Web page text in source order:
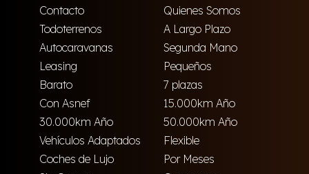
Contacto
Quienes Somos
Todoterrenos
A Largo Plazo
Autocaravanas
Segunda Mano
Leasing
Pequeños
Barato
7 plazas
Con Asnef
15.000km Año
30.000km Año
50.000km Año
Vehículos Adaptados
Flexible
Coches de Lujo
Por Meses